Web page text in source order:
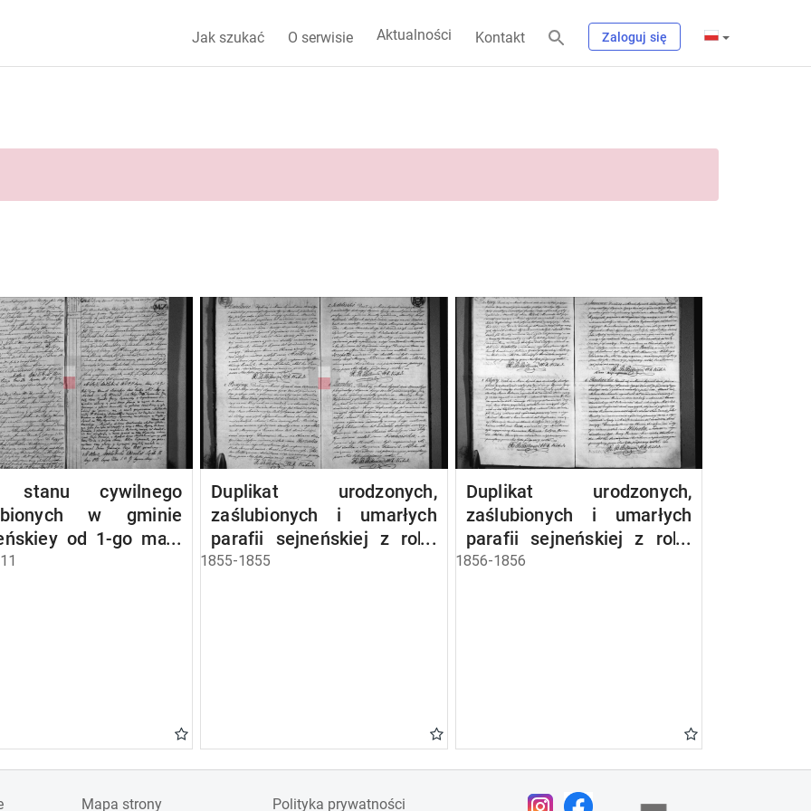
Jak szukać O serwisie Aktualności Kontakt Zaloguj się
stanu cywilnego
w gminie
od 1-go maja
Duplikat urodzonych,
zaślubionych i umarłych
parafii sejneńskiej z roku
1855
1855-1855
Duplikat urodzonych,
zaślubionych i umarłych
parafii sejneńskiej z roku
1856
1856-1856
Mapa strony Polityka prywatności